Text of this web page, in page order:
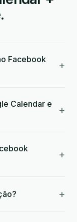
Facebook
+
Calendar e
+
+
+